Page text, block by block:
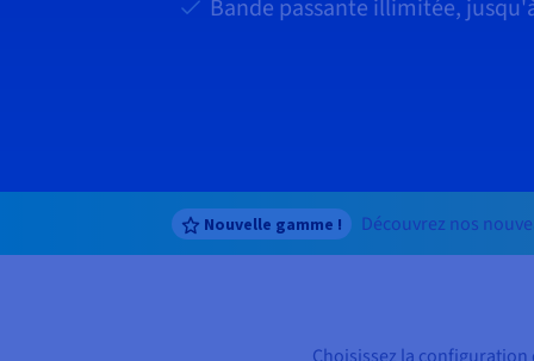
Bande passante illimitée,
Nouvelle gamme ! Découvrez nos